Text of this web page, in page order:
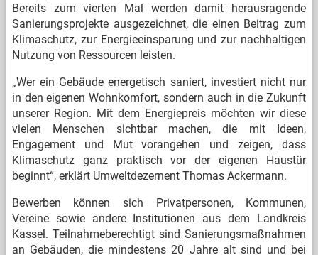
Bereits zum vierten Mal werden damit herausragende
Sanierungsprojekte ausgezeichnet, die einen Beitrag zum
Klimaschutz, zur Energieeinsparung und zur nachhaltigen
Nutzung von Ressourcen leisten.
„Wer ein Gebäude energetisch saniert, investiert nicht nur
in den eigenen Wohnkomfort, sondern auch in die Zukunft
unserer Region. Mit dem Energiepreis möchten wir diese
vielen Menschen sichtbar machen, die mit Ideen,
Engagement und Mut vorangehen und zeigen, dass
Klimaschutz ganz praktisch vor der eigenen Haustür
beginnt“, erklärt Umweltdezernent Thomas Ackermann.
Bewerben können sich Privatpersonen, Kommunen,
Vereine sowie andere Institutionen aus dem Landkreis
Kassel. Teilnahmeberechtigt sind Sanierungsmaßnahmen
an Gebäuden, die mindestens 20 Jahre alt sind und bei